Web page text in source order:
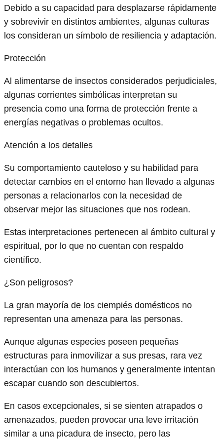
Debido a su capacidad para desplazarse rápidamente
y sobrevivir en distintos ambientes, algunas culturas
los consideran un símbolo de resiliencia y adaptación.
Protección
Al alimentarse de insectos considerados perjudiciales,
algunas corrientes simbólicas interpretan su
presencia como una forma de protección frente a
energías negativas o problemas ocultos.
Atención a los detalles
Su comportamiento cauteloso y su habilidad para
detectar cambios en el entorno han llevado a algunas
personas a relacionarlos con la necesidad de
observar mejor las situaciones que nos rodean.
Estas interpretaciones pertenecen al ámbito cultural y
espiritual, por lo que no cuentan con respaldo
científico.
¿Son peligrosos?
La gran mayoría de los ciempiés domésticos no
representan una amenaza para las personas.
Aunque algunas especies poseen pequeñas
estructuras para inmovilizar a sus presas, rara vez
interactúan con los humanos y generalmente intentan
escapar cuando son descubiertos.
En casos excepcionales, si se sienten atrapados o
amenazados, pueden provocar una leve irritación
similar a una picadura de insecto, pero las